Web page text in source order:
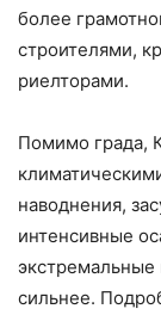
более
строителями,
риелторами.
Помимо града,
наводнения,
интенсивные
экстремальные
сильнее.